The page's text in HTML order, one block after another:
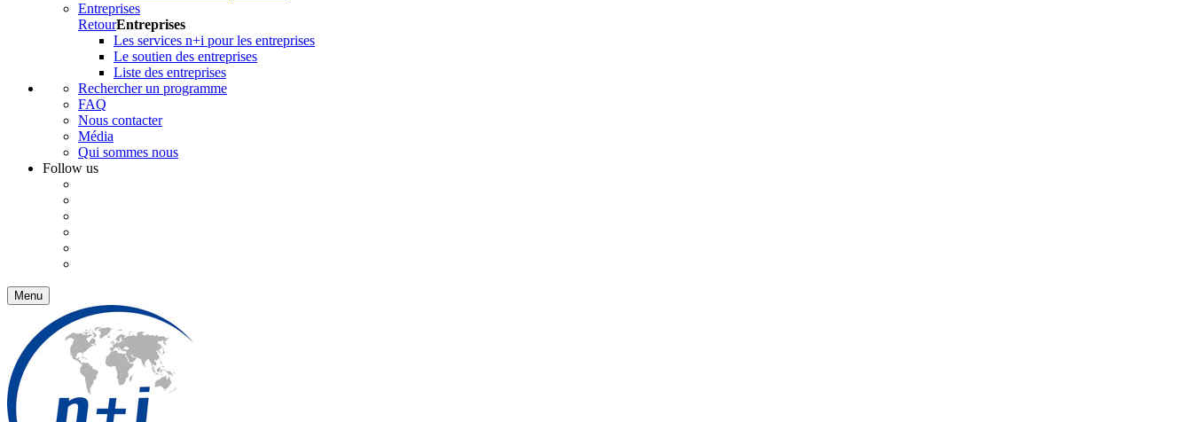
Entreprises
RetourEntreprises
Les services n+i pour les entreprises
Le soutien des entreprises
Liste des entreprises
Rechercher un programme
FAQ
Nous contacter
Média
Qui sommes nous
Follow us
Menu